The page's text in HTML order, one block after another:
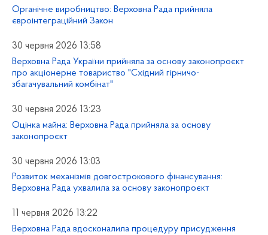
Органічне виробництво: Верховна Рада прийняла
євроінтеграційний Закон
30 червня 2026 13:58
Верховна Рада України прийняла за основу законопроєкт
про акціонерне товариство "Східний гірничо-
збагачувальний комбінат"
30 червня 2026 13:23
Оцінка майна: Верховна Рада прийняла за основу
законопроєкт
30 червня 2026 13:03
Розвиток механізмів довгострокового фінансування:
Верховна Рада ухвалила за основу законопроєкт
11 червня 2026 13:22
Верховна Рада вдосконалила процедуру присудження